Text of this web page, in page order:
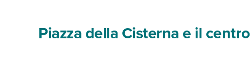
Piazza della Cisterna e il